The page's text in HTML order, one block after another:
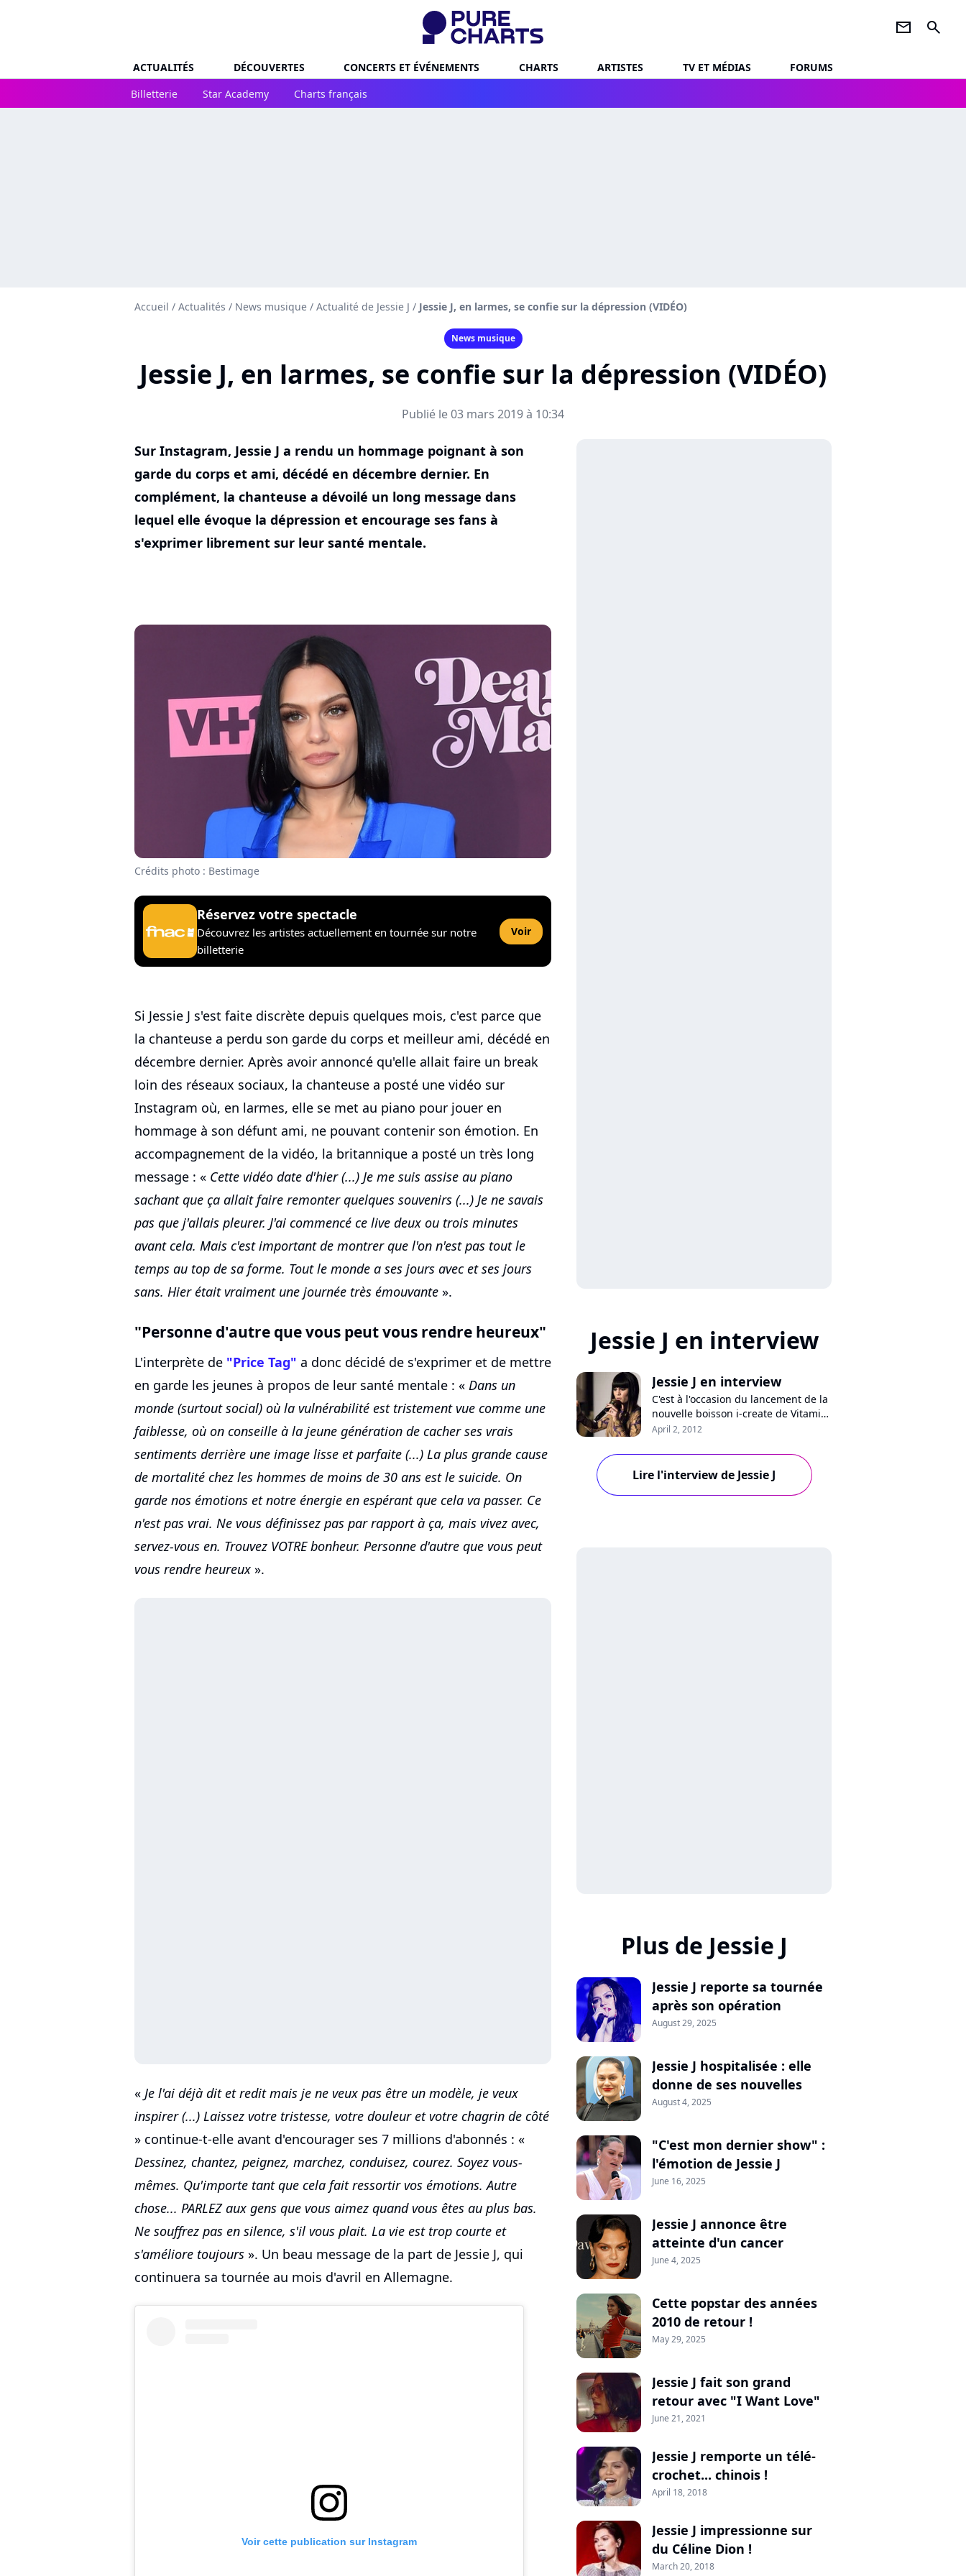
newsletter search
ACTUALITÉS DÉCOUVERTES CONCERTS ET ÉVÉNEMENTS CHARTS ARTISTES TV ET MÉDIAS
FORUMS
Billetterie
Star Academy Charts français
Accueil / Actualités / News musique / Actualité de Jessie J / Jessie J, en larmes, se confie sur la dépression (VIDÉO)
News musique
Jessie J, en larmes, se confie sur la dépression (VIDÉO)
Publié le 03 mars 2019 à 10:34
Sur Instagram, Jessie J a rendu un hommage poignant à son
garde du corps et ami, décédé en décembre dernier. En
complément, la chanteuse a dévoilé un long message dans
lequel elle évoque la dépression et encourage ses fans à
s'exprimer librement sur leur santé mentale.
Crédits photo : Bestimage
Réservez votre spectacle
Découvrez les artistes actuellement en tournée sur notre
billetterie
Voir
Si Jessie J s'est faite discrète depuis quelques mois, c'est parce que
la chanteuse a perdu son garde du corps et meilleur ami, décédé en
décembre dernier. Après avoir annoncé qu'elle allait faire un break
loin des réseaux sociaux, la chanteuse a posté une vidéo sur
Instagram où, en larmes, elle se met au piano pour jouer en
hommage à son défunt ami, ne pouvant contenir son émotion. En
accompagnement de la vidéo, la britannique a posté un très long
message : « Cette vidéo date d'hier (...) Je me suis assise au piano
sachant que ça allait faire remonter quelques souvenirs (...) Je ne savais
pas que j'allais pleurer. J'ai commencé ce live deux ou trois minutes
avant cela. Mais c'est important de montrer que l'on n'est pas tout le
temps au top de sa forme. Tout le monde a ses jours avec et ses jours
sans. Hier était vraiment une journée très émouvante ».
"Personne d'autre que vous peut vous rendre heureux"
L'interprète de "Price Tag" a donc décidé de s'exprimer et de mettre
en garde les jeunes à propos de leur santé mentale : « Dans un
monde (surtout social) où la vulnérabilité est tristement vue comme une
faiblesse, où on conseille à la jeune génération de cacher ses vrais
sentiments derrière une image lisse et parfaite (...) La plus grande cause
de mortalité chez les hommes de moins de 30 ans est le suicide. On
garde nos émotions et notre énergie en espérant que cela va passer. Ce
n'est pas vrai. Ne vous définissez pas par rapport à ça, mais vivez avec,
servez-vous en. Trouvez VOTRE bonheur. Personne d'autre que vous peut
vous rendre heureux ».
« Je l'ai déjà dit et redit mais je ne veux pas être un modèle, je veux
inspirer (...) Laissez votre tristesse, votre douleur et votre chagrin de côté
» continue-t-elle avant d'encourager ses 7 millions d'abonnés : «
Dessinez, chantez, peignez, marchez, conduisez, courez. Soyez vous-
mêmes. Qu'importe tant que cela fait ressortir vos émotions. Autre
chose... PARLEZ aux gens que vous aimez quand vous êtes au plus bas.
Ne souffrez pas en silence, s'il vous plait. La vie est trop courte et
s'améliore toujours ». Un beau message de la part de Jessie J, qui
continuera sa tournée au mois d'avril en Allemagne.
Voir cette publication sur Instagram
Jessie J en interview
Jessie J en interview
C'est à l'occasion du lancement de la
nouvelle boisson i-create de Vitamin
Water que Pure Charts a rencontré
La jeune chanteuse britannique, qui
a soufflé ses 24 bougies il y a moins
d'une semaine, est la nouvelle
ambassadrice de la marque et a
April 2, 2012
Lire l'interview de Jessie J
Plus de Jessie J
Jessie J reporte sa tournée
après son opération
August 29, 2025
Jessie J hospitalisée : elle
donne de ses nouvelles
August 4, 2025
"C'est mon dernier show" :
l'émotion de Jessie J
June 16, 2025
Jessie J annonce être
atteinte d'un cancer
June 4, 2025
Cette popstar des années
2010 de retour !
May 29, 2025
Jessie J fait son grand
retour avec "I Want Love"
June 21, 2021
Jessie J remporte un télé-
crochet... chinois !
April 18, 2018
Jessie J impressionne sur
du Céline Dion !
March 20, 2018